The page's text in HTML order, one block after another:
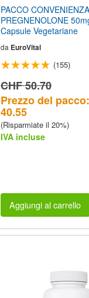
PACCO CONVENIENZA
PREGNENOLONE
Capsule Vegetariane
da EuroVital
(155)
CHF 50.70
Prezzo del
40.55
(Risparmiate il 20%)
IVA incluse
Aggiungi al carrello